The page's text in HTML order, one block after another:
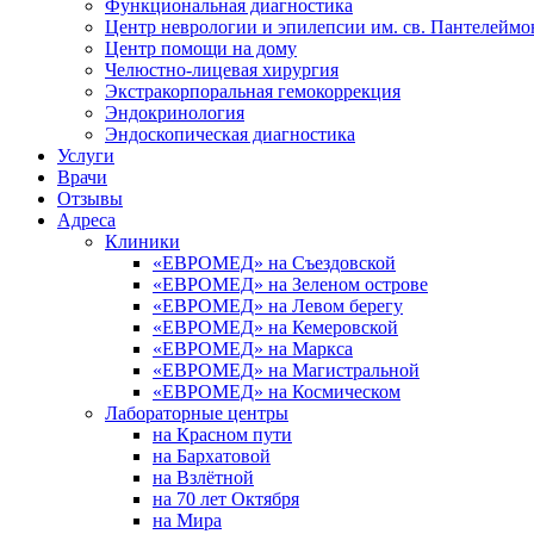
Функциональная диагностика
Центр неврологии и эпилепсии им. св.
Центр помощи на дому
Челюстно-лицевая хирургия
Экстракорпоральная гемокоррекция
Эндокринология
Эндоскопическая диагностика
Услуги
Врачи
Отзывы
Адреса
Клиники
«ЕВРОМЕД» на Съездовской
«ЕВРОМЕД» на Зеленом острове
«ЕВРОМЕД» на Левом берегу
«ЕВРОМЕД» на Кемеровской
«ЕВРОМЕД» на Маркса
«ЕВРОМЕД» на Магистральной
«ЕВРОМЕД» на Космическом
Лабораторные центры
на Красном пути
на Бархатовой
на Взлётной
на 70 лет Октября
на Мира